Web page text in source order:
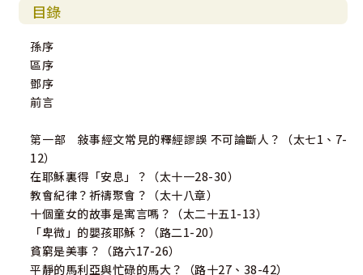
目錄
孫序
區序
鄧序
前言
第一部 敍事經文常見的釋經謬誤 不可論斷人？（太七1、7-
12）
在耶穌裏得「安息」？（太十一28-30）
教會紀律？祈禱聚會？（太十八章）
十個童女的故事是寓言嗎？（太二十五1-13）
「卑微」的嬰孩耶穌？（路二1-20）
貧窮是美事？（路六17-26）
平靜的馬利亞與忙碌的馬大？（路十27、38-42）